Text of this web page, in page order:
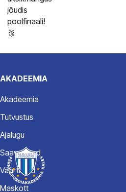
jõudis
poolfinaali!
🥉
AKADEEMIA
Akadeemia
Tutvustus
Ajalugu
Saavutused
Väärtused
Maskott